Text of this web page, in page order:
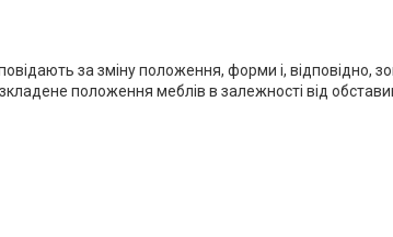
за зміну положення, форми і, відповідно,
положення меблів в залежності від